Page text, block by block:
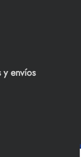
y envíos